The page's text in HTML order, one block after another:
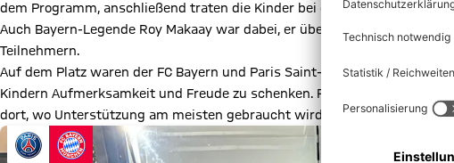
dem Programm, anschließend traten die Kinder bei einem Fußballspiel in
Auch Bayern-Legende Roy Makaay war dabei, er überreichte Trikots
Teilnehmern.
Auf dem Platz waren der FC Bayern und Paris Saint-Germain wieder
Kindern Aufmerksamkeit und Freude zu schenken. Fußball verbindet,
dort, wo Unterstützung am meisten gebraucht wird. Auch das ist